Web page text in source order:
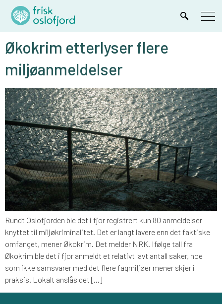
Økokrim etterlyser flere
miljøanmeldelser
Rundt Oslofjorden ble det i fjor registrert kun 80 anmeldelser
knyttet til miljøkriminalitet. Det er langt lavere enn det faktiske
omfanget, mener Økokrim. Det melder NRK. Ifølge tall fra
Økokrim ble det i fjor anmeldt et relativt lavt antall saker, noe
som ikke samsvarer med det flere fagmiljøer mener skjer i
praksis. Lokalt anslås det […]